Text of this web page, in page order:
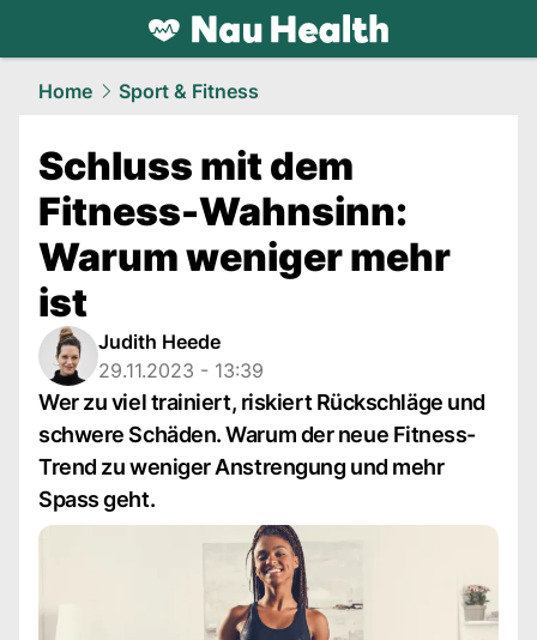
health.NAU.ch
Home Sport & Fitness
Schluss mit dem
Fitness-Wahnsinn:
Warum weniger mehr
ist
Judith Heede
29.11.2023 - 13:39
Wer zu viel trainiert, riskiert Rückschläge und
schwere Schäden. Warum der neue Fitness-
Trend zu weniger Anstrengung und mehr
Spass geht.